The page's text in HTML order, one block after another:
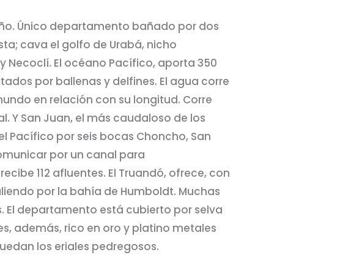
Único departamento bañado por dos
cava el golfo de Urabá, nicho
El océano Pacífico, aporta 350
por ballenas y delfines. El agua corre
en relación con su longitud. Corre
Y San Juan, el más caudaloso de los
Pacífico por seis bocas Choncho, San
por un canal para
112 afluentes. El Truandó, ofrece, con
por la bahía de Humboldt. Muchas
El departamento está cubierto por selva
además, rico en oro y platino metales
los eriales pedregosos.